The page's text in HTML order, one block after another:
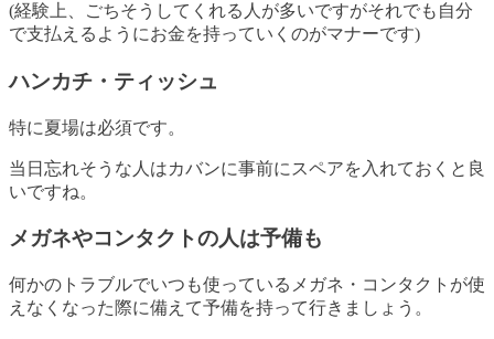
(経験上、ごちそうしてくれる人が多いですがそれでも自分
で支払えるようにお金を持っていくのがマナーです)
ハンカチ・ティッシュ
特に夏場は必須です。
当日忘れそうな人はカバンに事前にスペアを入れておくと良
いですね。
メガネやコンタクトの人は予備も
何かのトラブルでいつも使っているメガネ・コンタクトが使
えなくなった際に備えて予備を持って行きましょう。